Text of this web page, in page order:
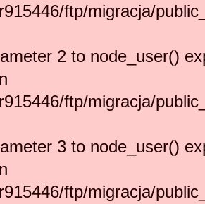
ftp/migracja/
2 to node_user()
ftp/migracja/
3 to node_user()
ftp/migracja/